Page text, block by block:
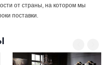
от страны, на котором мы
поставки.